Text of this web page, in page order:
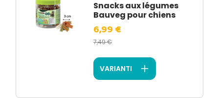
Snacks aux légumes
Bauveg pour chiens
6,99 €
7,49 €
VARIANTI